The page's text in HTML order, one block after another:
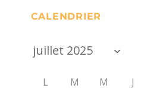
CALENDRIER
L M M J